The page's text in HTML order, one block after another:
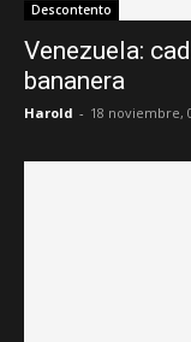
Descontento
Venezuela:
bananera
Harold - 18 noviembre,